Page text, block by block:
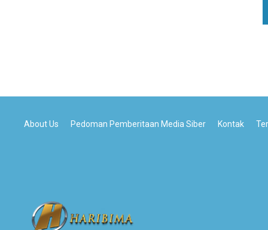
About Us Pedoman Pemberitaan Media Siber Kontak